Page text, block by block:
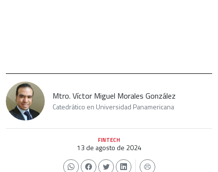
Mtro. Víctor Miguel Morales González
Catedrático en Universidad Panamericana
FINTECH
13 de agosto de 2024